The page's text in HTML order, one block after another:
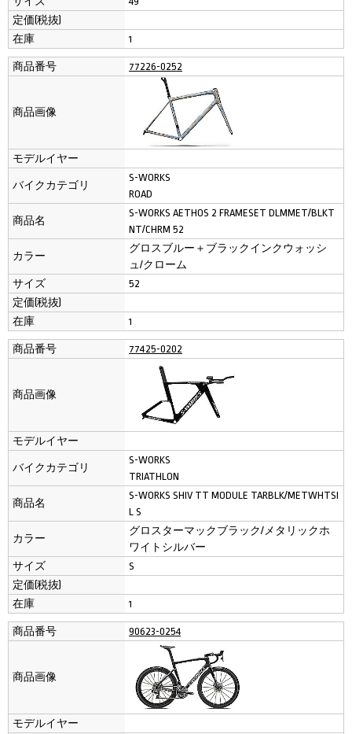
定価(税抜)
在庫
1
商品番号 77226-0252
商品画像
モデルイヤー
バイクカテゴリ
S-WORKS
ROAD
商品名
S-WORKS AETHOS 2 FRAMESET DLMMET/BLKT
NT/CHRM 52
カラー
グロスブルー＋ブラックインクウォッシ
ュ/クローム
サイズ
52
定価(税抜)
在庫
1
商品番号 77425-0202
商品画像
モデルイヤー
バイクカテゴリ
S-WORKS
TRIATHLON
商品名
S-WORKS SHIV TT MODULE TARBLK/METWHTSI
L S
カラー
グロスターマックブラック/メタリックホ
ワイトシルバー
サイズ
S
定価(税抜)
在庫
1
商品番号 90623-0254
商品画像
モデルイヤー